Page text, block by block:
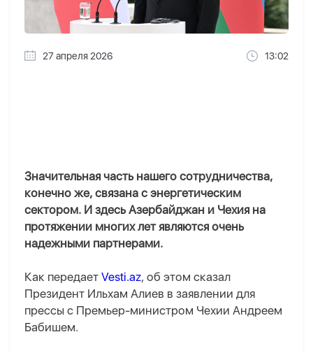
27 апреля 2026 13:02
Значительная часть нашего сотрудничества,
конечно же, связана с энергетическим
сектором. И здесь Азербайджан и Чехия на
протяжении многих лет являются очень
надежными партнерами.
Как передает Vesti.az, об этом сказал
Президент Ильхам Алиев в заявлении для
прессы с Премьер-министром Чехии Андреем
Бабишем.